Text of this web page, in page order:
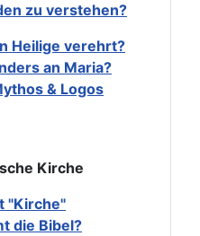
zu verstehen?
Heilige verehrt?
an Maria?
& Logos
Kirche
"Kirche"
die Bibel?